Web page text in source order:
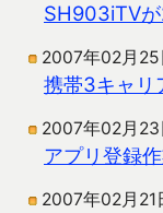
SH903iTV
2007年02月25
携帯3キャリ
2007年02月23
アプリ登録
2007年02月21